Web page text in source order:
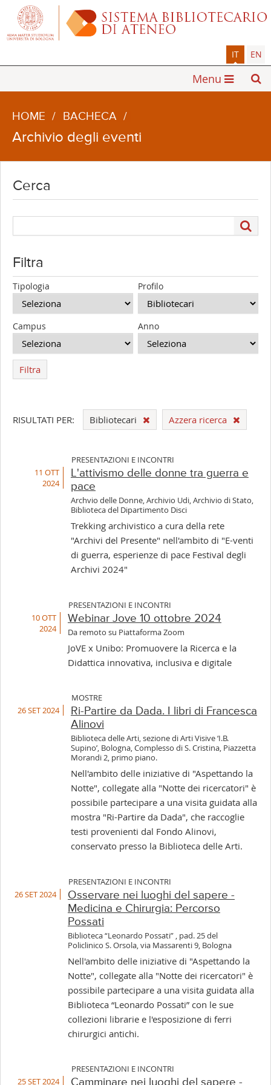
IT EN
Menu
HOME / BACHECA /
Archivio degli eventi
Cerca
Filtra
Tipologia Profilo
Campus Anno
Filtra
RISULTATI PER: Bibliotecari Azzera ricerca
PRESENTAZIONI E INCONTRI
11 OTT
2024
L'attivismo delle donne tra guerra e
pace
Archvio delle Donne, Archivio Udi, Archivio di Stato,
Biblioteca del Dipartimento Disci
Trekking archivistico a cura della rete
"Archivi del Presente" nell'ambito di "E-venti
di guerra, esperienze di pace Festival degli
Archivi 2024"
PRESENTAZIONI E INCONTRI
10 OTT
2024
Webinar Jove 10 ottobre 2024
Da remoto su Piattaforma Zoom
JoVE x Unibo: Promuovere la Ricerca e la
Didattica innovativa, inclusiva e digitale
MOSTRE
26 SET 2024
Ri-Partire da Dada. I libri di Francesca
Alinovi
Biblioteca delle Arti, sezione di Arti Visive ‘I.B.
Supino’, Bologna, Complesso di S. Cristina, Piazzetta
Morandi 2, primo piano.
Nell'ambito delle iniziative di "Aspettando la
Notte", collegate alla "Notte dei ricercatori" è
possibile partecipare a una visita guidata alla
mostra "Ri-Partire da Dada", che raccoglie
testi provenienti dal Fondo Alinovi,
conservato presso la Biblioteca delle Arti.
PRESENTAZIONI E INCONTRI
26 SET 2024
Osservare nei luoghi del sapere -
Medicina e Chirurgia: Percorso
Possati
Biblioteca “Leonardo Possati” , pad. 25 del
Policlinico S. Orsola, via Massarenti 9, Bologna
Nell'ambito delle iniziative di "Aspettando la
Notte", collegate alla "Notte dei ricercatori" è
possibile partecipare a una visita guidata alla
Biblioteca “Leonardo Possati” con le sue
collezioni librarie e l'esposizione di ferri
chirurgici antichi.
PRESENTAZIONI E INCONTRI
25 SET 2024
Camminare nei luoghi del sapere -